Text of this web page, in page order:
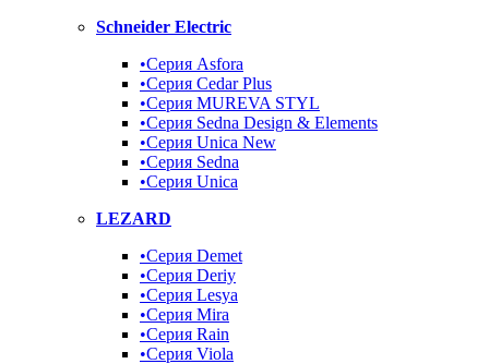
Schneider Electric
•Серия Asfora
•Серия Cedar Plus
•Серия MUREVA STYL
•Серия Sedna Design & Elements
•Серия Unica New
•Серия Sedna
•Серия Unica
LEZARD
•Серия Demet
•Серия Deriy
•Серия Lesya
•Серия Mira
•Серия Rain
•Серия Viola